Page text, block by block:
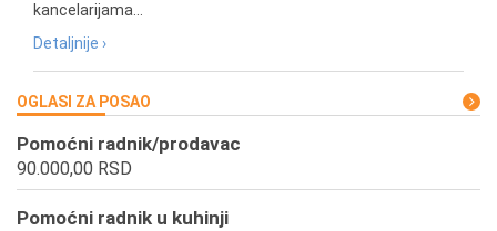
kancelarijama...
Detaljnije ›
OGLASI ZA POSAO
Pomoćni radnik/prodavac
90.000,00 RSD
Pomoćni radnik u kuhinji